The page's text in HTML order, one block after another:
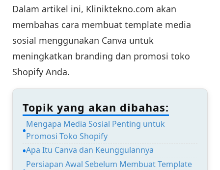
Dalam artikel ini, Kliniktekno.com akan
membahas cara membuat template media
sosial menggunakan Canva untuk
meningkatkan branding dan promosi toko
Shopify Anda.
Topik yang akan dibahas:
Mengapa Media Sosial Penting untuk
Promosi Toko Shopify
Apa Itu Canva dan Keunggulannya
Persiapan Awal Sebelum Membuat Template